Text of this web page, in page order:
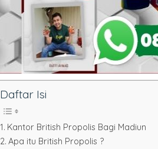
Daftar Isi
Kantor British Propolis Bagi Madiun
Apa itu British Propolis ?